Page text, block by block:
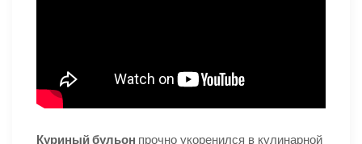
Куриный бульон прочно укоренился в кулинарной